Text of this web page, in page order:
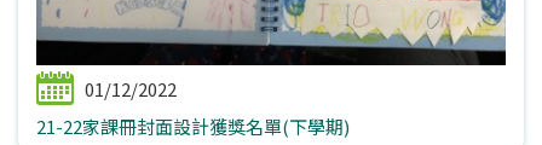
01/12/2022
21-22家課冊封面設計獲獎名單(下學期)